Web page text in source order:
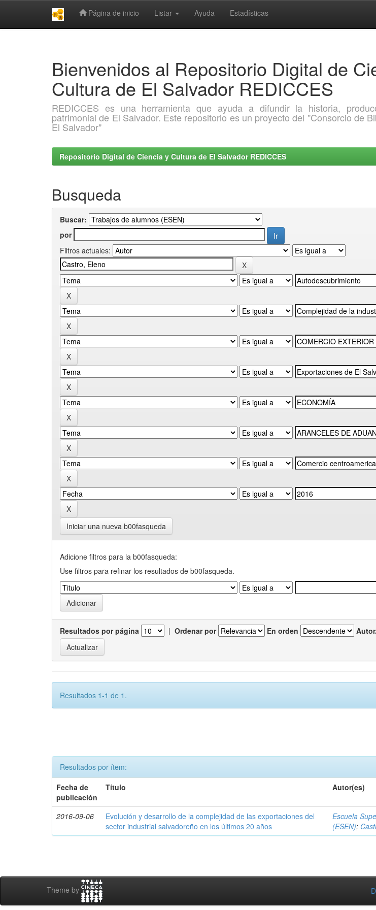
Página de inicio Listar Ayuda Estadísticas
Bienvenidos al Repositorio Digital de
Cultura de El Salvador REDICCES
REDICCES es una herramienta que ayuda a difundir la historia,
patrimonial de El Salvador. Este repositorio es un proyecto del "Consorcio de
El Salvador"
Repositorio Digital de Ciencia y Cultura de El Salvador REDICCES
Busqueda
Buscar:
por
Filtros actuales:
Iniciar una nueva b00fasqueda
Adicione filtros para la b00fasqueda:
Use filtros para refinar los resultados de b00fasqueda.
Resultados por página | Ordenar por En orden
Resultados 1-1 de 1.
Resultados por ítem:
Fecha de
publicación
Título Autor(es)
2016-09-06
Evolución y desarrollo de la complejidad de las exportaciones del
sector industrial salvadoreño en los últimos 20 años
Escuela
(ESEN);
Theme by